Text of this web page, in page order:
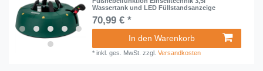
Wassertank und LED Füllstandsanzeige
70,99 € *
In den Warenkorb
*inkl. ges. MwSt. zzgl.Versandkosten